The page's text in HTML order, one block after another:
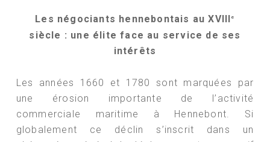
Les négociants hennebontais au XVIII e
siècle : une élite face au service de ses
intérêts
Les années 1660 et 1780 sont marquées par
une érosion importante de l’activité
commerciale maritime à Hennebont. Si
globalement ce déclin s’inscrit dans un